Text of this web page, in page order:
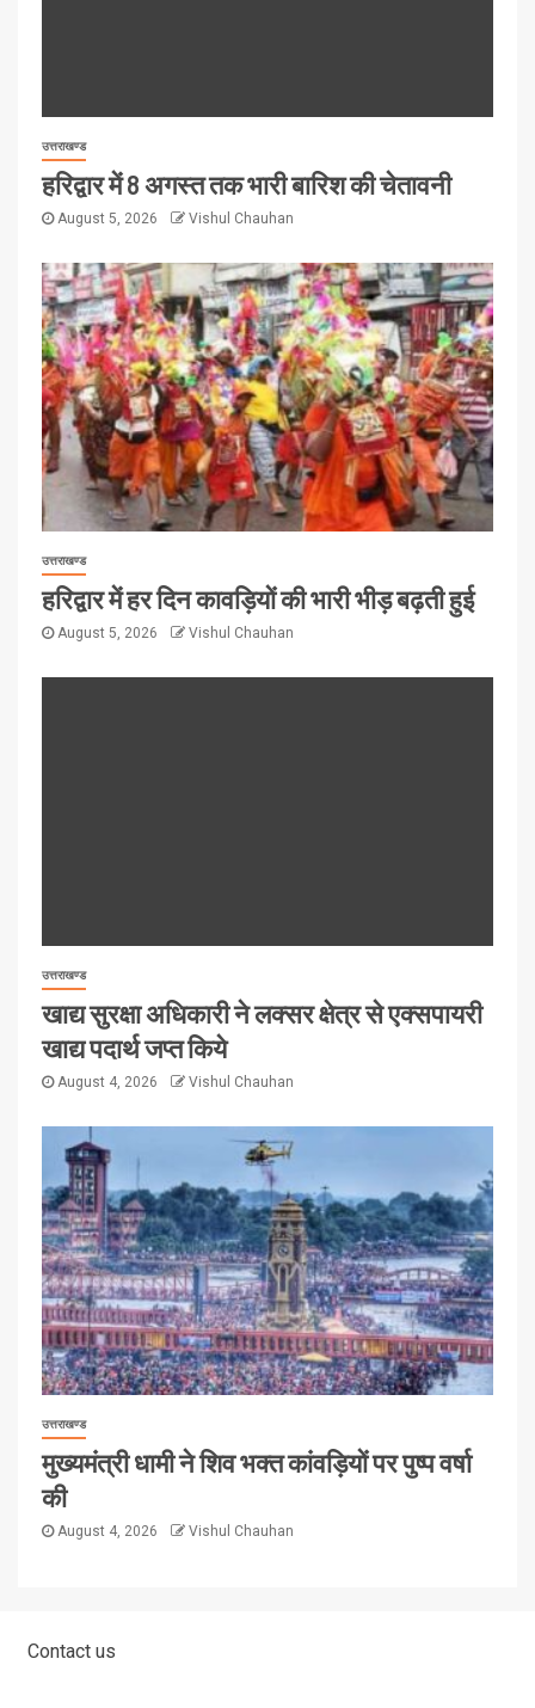
उत्तराखण्ड
हरिद्वार में 8 अगस्त तक भारी बारिश की चेतावनी
August 5, 2026 Vishul Chauhan
उत्तराखण्ड
हरिद्वार में हर दिन कावड़ियों की भारी भीड़ बढ़ती हुई
August 5, 2026 Vishul Chauhan
उत्तराखण्ड
खाद्य सुरक्षा अधिकारी ने लक्सर क्षेत्र से एक्सपायरी
खाद्य पदार्थ जप्त किये
August 4, 2026 Vishul Chauhan
उत्तराखण्ड
मुख्यमंत्री धामी ने शिव भक्त कांवड़ियों पर पुष्प वर्षा
की
August 4, 2026 Vishul Chauhan
Contact us